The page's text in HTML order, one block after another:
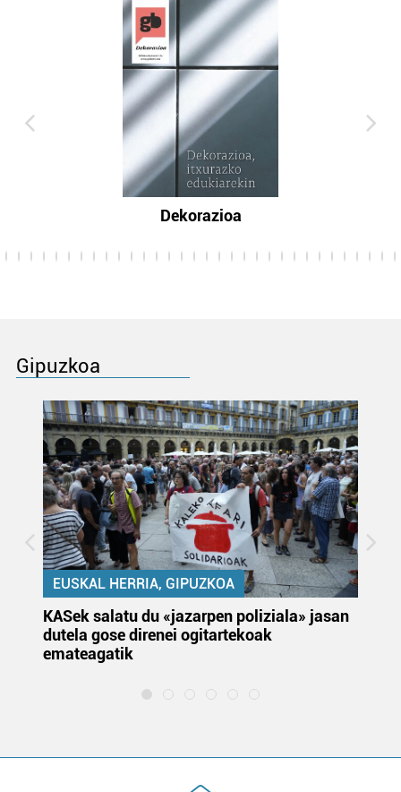
Dekorazioa
Gipuzkoa
EUSKAL HERRIA, GIPUZKOA
KASek salatu du «jazarpen poliziala» jasan
dutela gose direnei ogitartekoak
emateagatik